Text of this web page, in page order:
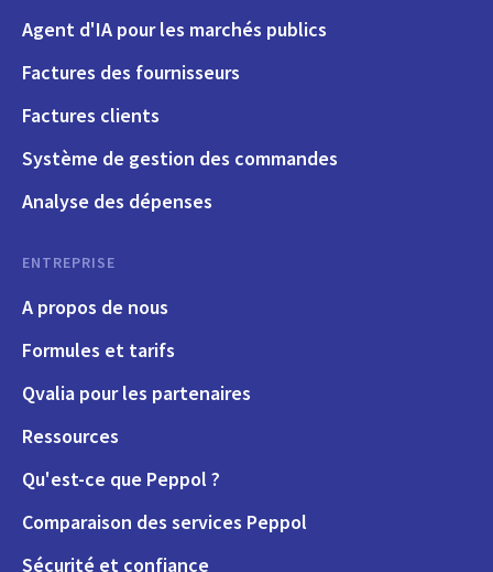
Agent d'IA pour les marchés publics
Factures des fournisseurs
Factures clients
Système de gestion des commandes
Analyse des dépenses
ENTREPRISE
A propos de nous
Formules et tarifs
Qvalia pour les partenaires
Ressources
Qu'est-ce que Peppol ?
Comparaison des services Peppol
Sécurité et confiance